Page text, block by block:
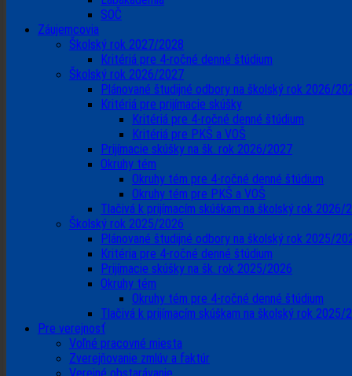
SOČ
Záujemcovia
Školský rok 2027/2028
Kritériá pre 4-ročné denné štúdium
Školský rok 2026/2027
Plánované študijné odbory na školský rok 2026/
Kritériá pre prijímacie skúšky
Kritériá pre 4-ročné denné štúdium
Kritériá pre PKŠ a VOŠ
Prijímacie skúšky na šk. rok 2026/2027
Okruhy tém
Okruhy tém pre 4-ročné denné štúdium
Okruhy tém pre PKŠ a VOŠ
Tlačivá k prijímacím skúškam na školský rok 2026/
Školský rok 2025/2026
Plánované študijné odbory na školský rok 2025/
Kritéria pre 4-ročné denné štúdium
Prijímacie skúšky na šk. rok 2025/2026
Okruhy tém
Okruhy tém pre 4-ročné denné štúdium
Tlačivá k prijímacím skúškam na školský rok 2025/
Pre verejnosť
Voľné pracovné miesta
Zverejňovanie zmlúv a faktúr